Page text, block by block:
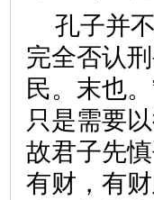
孔子并
完全否认
民。末也
只是需要
故君子先
有财，有